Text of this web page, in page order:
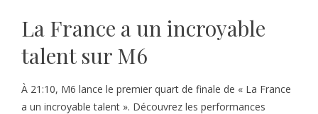
La France a un incroyable
talent sur M6
À 21:10, M6 lance le premier quart de finale de « La France
a un incroyable talent ». Découvrez les performances